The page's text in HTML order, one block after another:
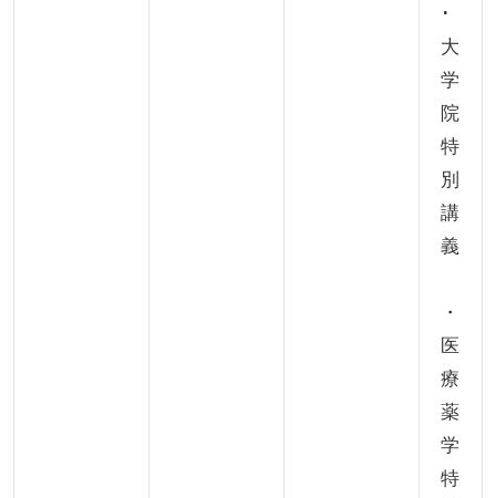
･
大
学
院
特
別
講
義
・
医
療
薬
学
特